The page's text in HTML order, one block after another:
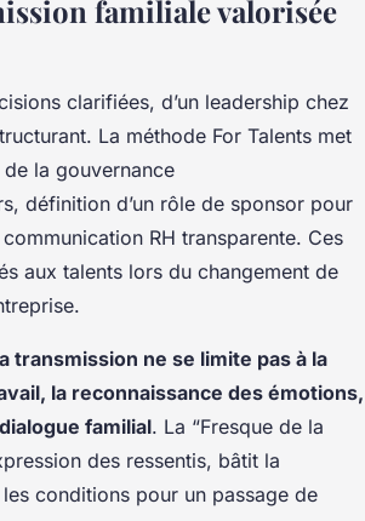
familiale valorisée
clarifiées, d’un leadership chez
La méthode For Talents met
la gouvernance
définition d’un rôle de sponsor pour
RH transparente. Ces
aux talents lors du changement de
transmission ne se limite pas à la
la reconnaissance des émotions,
familial. La “Fresque de la
des ressentis, bâtit la
conditions pour un passage de